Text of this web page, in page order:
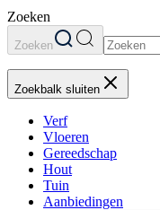
Zoeken
Zoeken
Zoekbalk sluiten
Verf
Vloeren
Gereedschap
Hout
Tuin
Aanbiedingen